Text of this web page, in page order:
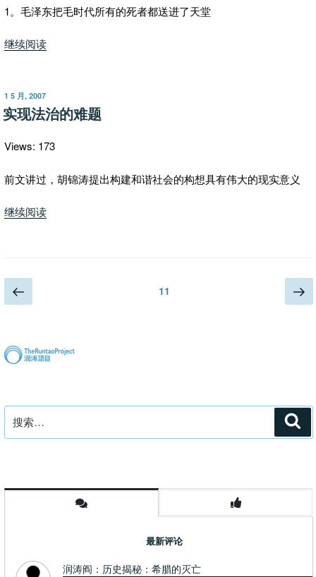
责
1。毛泽东把毛时代所有的死者都送进了天堂
继续阅读“妇
星
泽
发
布
于
1 5 月, 2007
实现法治的难题
Views: 173
前文讲过，胡锦涛提出构建和谐社会的构想具有伟大的现实意义
继续阅读“实
治
文
章
页
上
一
11 下
一
索：
最新评论
润涛阎：历史揭秘：希腊的灭亡